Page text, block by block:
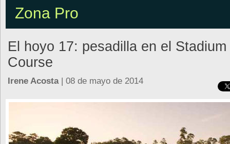
Zona Pro
El hoyo 17: pesadilla en el Stadium
Course
Irene Acosta| 08 de mayo de 2014